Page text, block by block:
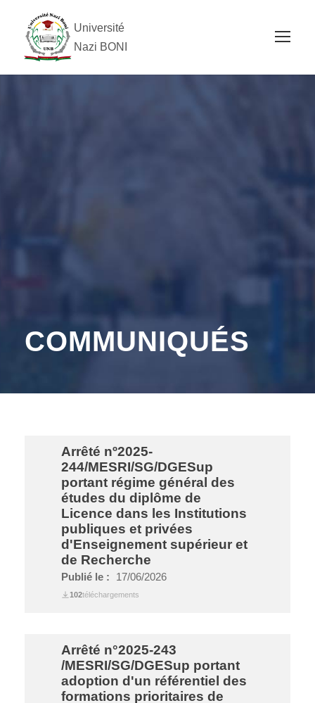
Université
Nazi BONI
COMMUNIQUÉS
Arrêté nº2025-
244/MESRI/SG/DGESup
portant régime général des
études du diplôme de
Licence dans les Institutions
publiques et privées
d'Enseignement supérieur et
de Recherche
Publié le : 17/06/2026
102téléchargements
Arrêté n°2025-243
/MESRI/SG/DGESup portant
adoption d'un référentiel des
formations prioritaires de